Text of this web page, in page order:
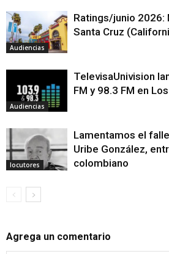
Audiencias
Ratings/junio 2026:
Santa Cruz
Audiencias
TelevisaUnivision
FM y 98.3 FM en
locutores
Lamentamos el
Uribe González,
colombiano
Agrega un comentario